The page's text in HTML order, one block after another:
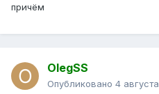
причём
OlegSS
Опубликовано 4